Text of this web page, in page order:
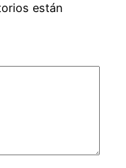
están